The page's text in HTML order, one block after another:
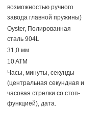
возможностью ручного
завода главной пружины)
Oyster, Полированная
сталь 904L
31,0 мм
10 ATM
Часы, минуты, секунды
(центральная секундная и
часовая стрелки со стоп-
функцией), дата.